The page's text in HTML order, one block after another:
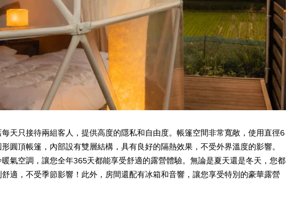
天只接待兩組客人，提供高度的隱私和自由度。帳篷空間非常寬敞，使用直徑6
圓頂帳篷，內部設有雙層結構，具有良好的隔熱效果，不受外界溫度的影響。
氣空調，讓您全年365天都能享受舒適的露營體驗。無論是夏天還是冬天，您都
適，不受季節影響！此外，房間還配有冰箱和音響，讓您享受特別的豪華露營